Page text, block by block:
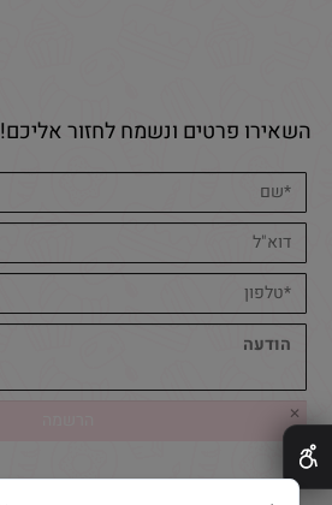
השאירו פרטים ונשמח לחזור אליכם!
✕